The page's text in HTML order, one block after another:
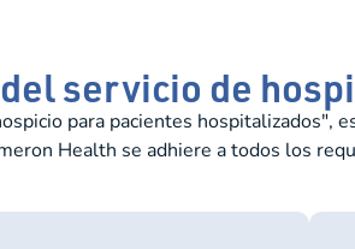
servicio de
para pacientes
Health se adhiere a todos los